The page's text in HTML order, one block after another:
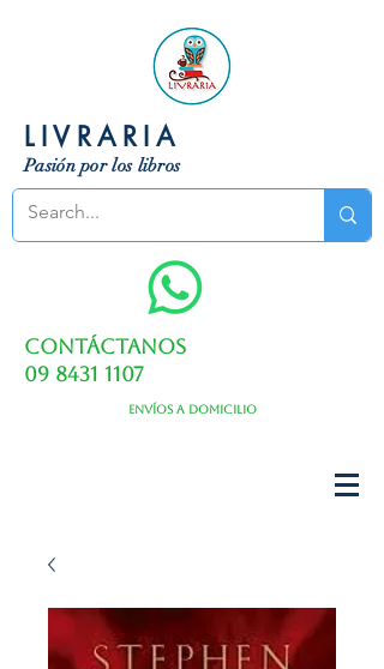
LIVRARIA
Pasión por los libros
Contáctanos
09 8431 1107
Envíos a domicilio